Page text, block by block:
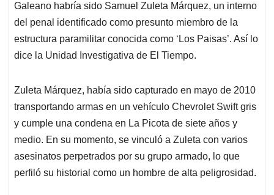
Galeano habría sido Samuel Zuleta Márquez, un interno
del penal identificado como presunto miembro de la
estructura paramilitar conocida como ‘Los Paisas’. Así lo
dice la Unidad Investigativa de El Tiempo.
Zuleta Márquez, había sido capturado en mayo de 2010
transportando armas en un vehículo Chevrolet Swift gris
y cumple una condena en La Picota de siete años y
medio. En su momento, se vinculó a Zuleta con varios
asesinatos perpetrados por su grupo armado, lo que
perfiló su historial como un hombre de alta peligrosidad.